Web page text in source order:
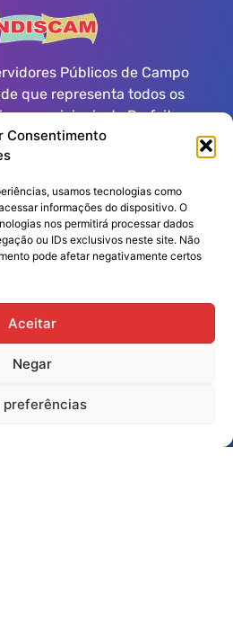
Consentimento
usamos tecnologias como
informações do dispositivo. O
nos permitirá processar dados
ou IDs exclusivos neste site. Não
pode afetar negativamente certos
Aceitar
Negar
preferências
Públicos de Campo
que representa todos os
municipais da Prefeitura
Fundações e Poder Legislativo
Mourão.
de contato
Grosso, 2712
99803-0065
99731-0400
3523-2725